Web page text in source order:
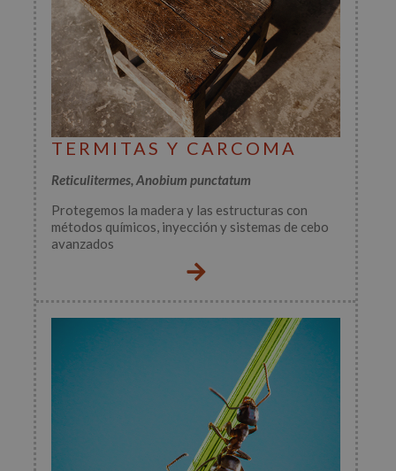
TERMITAS Y CARCOMA
Reticulitermes, Anobium punctatum
Protegemos la madera y las estructuras con
métodos químicos, inyección y sistemas de cebo
avanzados